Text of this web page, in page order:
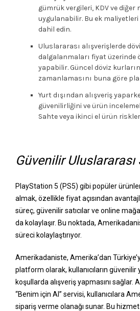
gümrük vergileri, KDV ve diğer
uygulanabilir. Bu ek
dahil edin.
Uluslararası alışverişlerde
dalgalanmaları fiyat üzerinde
yapabilir. Güncel döviz
zamanlamasını buna göre
Yurt dışından alışveriş
güvenilirliğini ve ürün
Sahte veya ikinci el ürün
Güvenilir Uluslararası
PlayStation 5 (PS5) gibi popüler
almak, özellikle fiyat açısından
süreç, güvenilir satıcılar ve online
da kolaylaşır. Bu noktada,
süreci kolaylaştırıyor.
Amerikadaniste, Amerika’dan
platform olarak, kullanıcıların güvenilir
koşullarda alışveriş yapmasını sağlar.
“Benim için Al” servisi, kullanıcılara
sipariş verme olanağı sunar. Bu hizmet